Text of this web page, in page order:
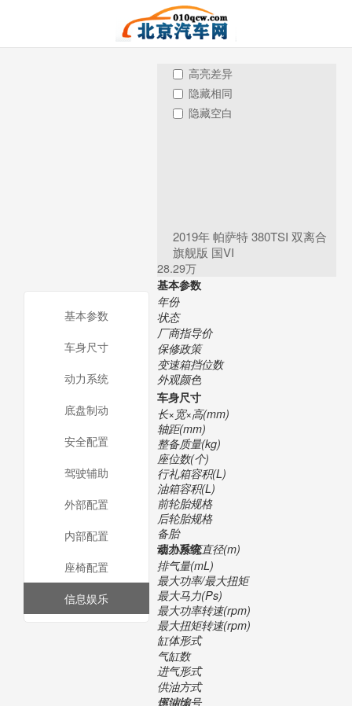
高亮差异
隐藏相同
隐藏空白
2019年 帕萨特 380TSI 双离合
旗舰版 国VI
28.29万
基本参数
年份
状态
厂商指导价
保修政策
变速箱挡位数
外观颜色
车身尺寸
长×宽×高(mm)
轴距(mm)
整备质量(kg)
座位数(个)
行礼箱容积(L)
油箱容积(L)
前轮胎规格
后轮胎规格
备胎
最小转弯直径(m)
动力系统
排气量(mL)
最大功率/最大扭矩
最大马力(Ps)
最大功率转速(rpm)
最大扭矩转速(rpm)
缸体形式
气缸数
进气形式
供油方式
压缩比
燃油编号
基本参数
车身尺寸
动力系统
底盘制动
安全配置
驾驶辅助
外部配置
内部配置
座椅配置
信息娱乐